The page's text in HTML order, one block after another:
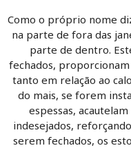
Como o próprio nome
na parte de fora das
parte de dentro.
fechados,
tanto em relação ao
do mais, se forem
espessas,
indesejados,
serem fechados, os